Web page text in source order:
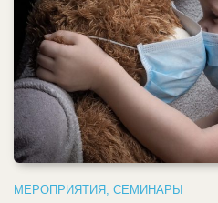
МЕРОПРИЯТИЯ , СЕМИНАРЫ